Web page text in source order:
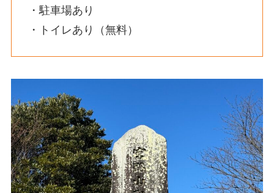
・駐車場あり
・トイレあり（無料）